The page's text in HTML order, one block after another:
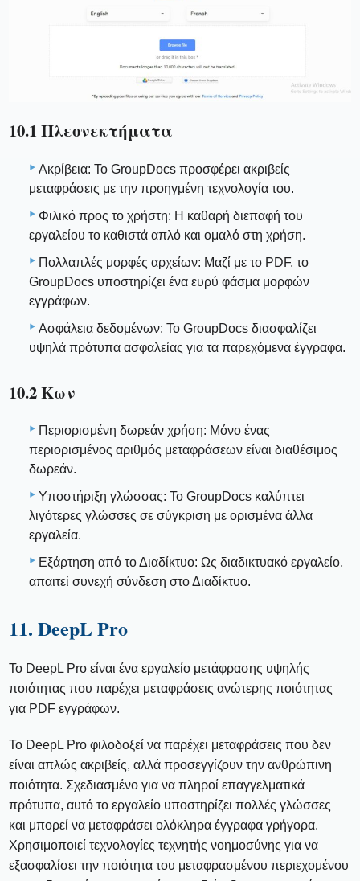
10.1 Πλεονεκτήματα
Ακρίβεια: Το GroupDocs προσφέρει ακριβείς
μεταφράσεις με την προηγμένη τεχνολογία του.
Φιλικό προς το χρήστη: Η καθαρή διεπαφή του
εργαλείου το καθιστά απλό και ομαλό στη χρήση.
Πολλαπλές μορφές αρχείων: Μαζί με το PDF, το
GroupDocs υποστηρίζει ένα ευρύ φάσμα μορφών
εγγράφων.
Ασφάλεια δεδομένων: Το GroupDocs διασφαλίζει
υψηλά πρότυπα ασφαλείας για τα παρεχόμενα έγγραφα.
10.2 Κων
Περιορισμένη δωρεάν χρήση: Μόνο ένας
περιορισμένος αριθμός μεταφράσεων είναι διαθέσιμος
δωρεάν.
Υποστήριξη γλώσσας: Το GroupDocs καλύπτει
λιγότερες γλώσσες σε σύγκριση με ορισμένα άλλα
εργαλεία.
Εξάρτηση από το Διαδίκτυο: Ως διαδικτυακό εργαλείο,
απαιτεί συνεχή σύνδεση στο Διαδίκτυο.
11. DeepL Pro
Το DeepL Pro είναι ένα εργαλείο μετάφρασης υψηλής
ποιότητας που παρέχει μεταφράσεις ανώτερης ποιότητας
για PDF εγγράφων.
Το DeepL Pro φιλοδοξεί να παρέχει μεταφράσεις που δεν
είναι απλώς ακριβείς, αλλά προσεγγίζουν την ανθρώπινη
ποιότητα. Σχεδιασμένο για να πληροί επαγγελματικά
πρότυπα, αυτό το εργαλείο υποστηρίζει πολλές γλώσσες
και μπορεί να μεταφράσει ολόκληρα έγγραφα γρήγορα.
Χρησιμοποιεί τεχνολογίες τεχνητής νοημοσύνης για να
εξασφαλίσει την ποιότητα του μεταφρασμένου περιεχομένου